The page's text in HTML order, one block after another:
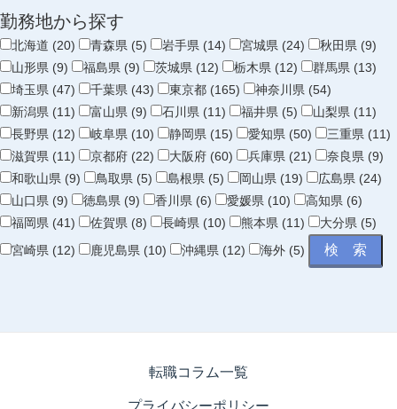
勤務地から探す
北海道 (20) 青森県 (5) 岩手県 (14) 宮城県 (24)
秋田県 (9)
山形県 (9)
福島県 (9) 茨城県 (12) 栃木県 (12)
群馬県 (13)
埼玉県 (47)
千葉県 (43) 東京都 (165)
神奈川県 (54)
新潟県 (11)
富山県 (9) 石川県 (11) 福井県 (5)
山梨県 (11)
長野県 (12)
岐阜県 (10) 静岡県 (15) 愛知県 (50)
三重県 (11)
滋賀県 (11)
京都府 (22) 大阪府 (60) 兵庫県 (21)
奈良県 (9)
和歌山県 (9)
鳥取県 (5) 島根県 (5) 岡山県 (19)
広島県 (24)
山口県 (9)
徳島県 (9) 香川県 (6) 愛媛県 (10)
高知県 (6)
福岡県 (41)
佐賀県 (8) 長崎県 (10) 熊本県 (11)
大分県 (5)
宮崎県 (12)
鹿児島県 (10) 沖縄県 (12) 海外 (5)
転職コラム一覧